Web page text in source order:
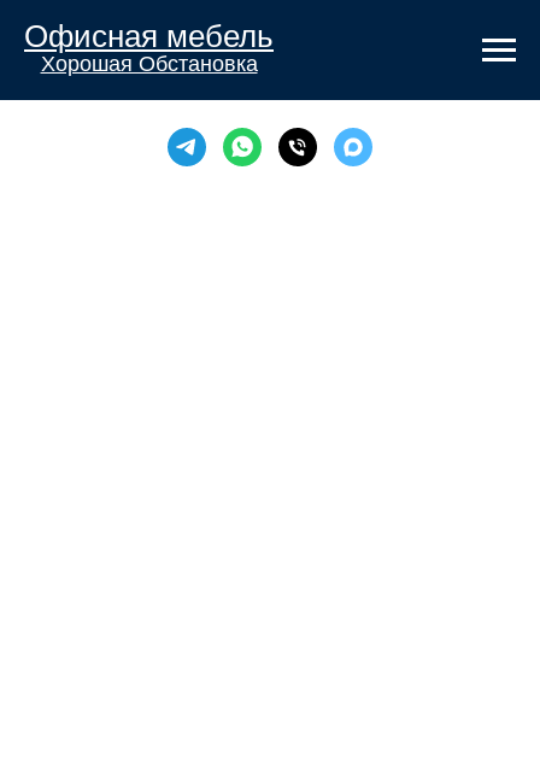
Офисная мебель
Хорошая Обстановка